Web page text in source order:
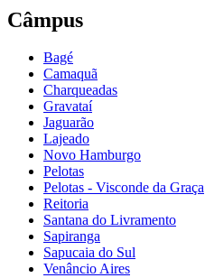
Câmpus
Bagé
Camaquã
Charqueadas
Gravataí
Jaguarão
Lajeado
Novo Hamburgo
Pelotas
Pelotas - Visconde da Graça
Reitoria
Santana do Livramento
Sapiranga
Sapucaia do Sul
Venâncio Aires